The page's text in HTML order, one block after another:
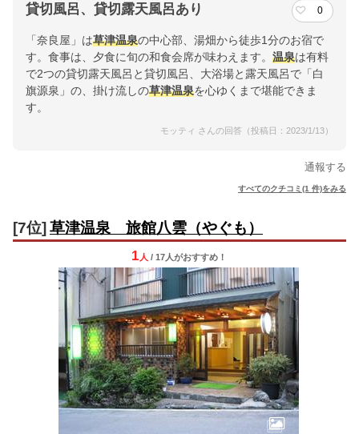
貸切風呂、貸切露天風呂あり 0
「奈良屋」は草津温泉の中心部、湯畑から徒歩1分のお宿で
す。食事は、夕食に旬の和食会席が味わえます。 温泉は有料
で2つの貸切露天風呂と貸切風呂、大浴場と露天風呂で「白
旗源泉」の、掛け流しの草津温泉を心ゆくまで堪能できま
す。
モッティ さんの回答（投稿日：2023/1/13）
通報する
すべてのクチコミ(1 件)をみる
[7位] 草津温泉 旅館八雲（やぐも）
1 人 / 17人がおすすめ！